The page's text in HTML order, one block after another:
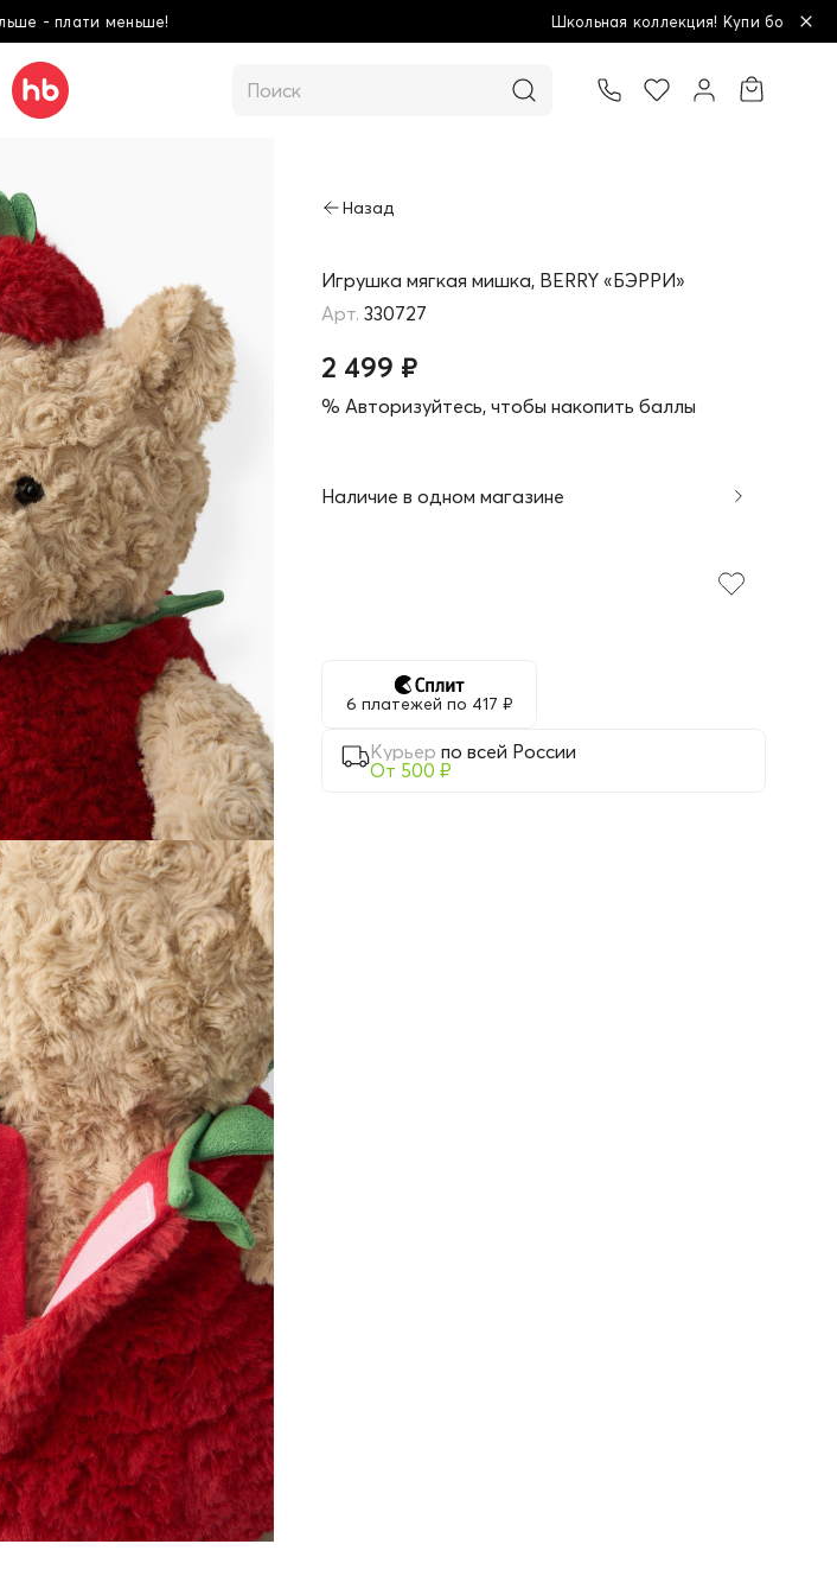
Школьная коллекция! Купи больше - плати меньше!
Игрушка мягкая мишка, BERRY «БЭРРИ»
330727
2 499 ₽
% Авторизуйтесь, чтобы накопить баллы
Наличие в одном магазине
6 платежей по 417 ₽
Курьер по всей России
От 500 ₽
Товар добавлен в корзину